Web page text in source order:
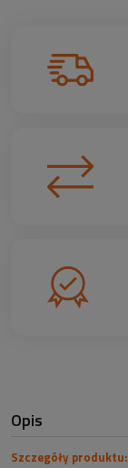
Opis
Szczegóły produktu: